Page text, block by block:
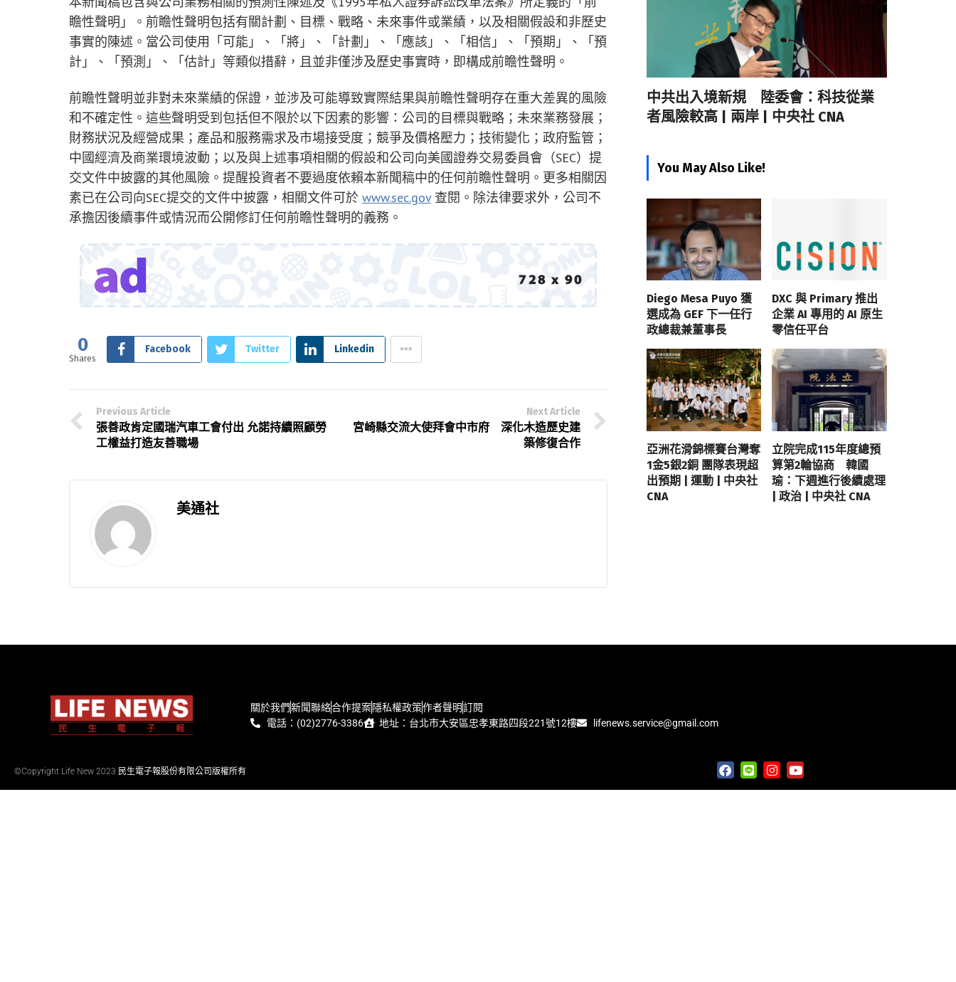
瞻性聲明」。前瞻性聲明包括有關計劃、目標、戰略、未來事件或業績，以及相關假設和非歷史
事實的陳述。當公司使用「可能」、「將」、「計劃」、「應該」、「相信」、「預期」、「預
計」、「預測」、「估計」等類似措辭，且並非僅涉及歷史事實時，即構成前瞻性聲明。
前瞻性聲明並非對未來業績的保證，並涉及可能導致實際結果與前瞻性聲明存在重大差異的風險
和不確定性。這些聲明受到包括但不限於以下因素的影響：公司的目標與戰略；未來業務發展；
財務狀況及經營成果；產品和服務需求及市場接受度；競爭及價格壓力；技術變化；政府監管；
中國經濟及商業環境波動；以及與上述事項相關的假設和公司向美國證券交易委員會（SEC）提
交文件中披露的其他風險。提醒投資者不要過度依賴本新聞稿中的任何前瞻性聲明。更多相關因
素已在公司向SEC提交的文件中披露，相關文件可於 www.sec.gov查閱。除法律要求外，公司不
承擔因後續事件或情況而公開修訂任何前瞻性聲明的義務。
0
Shares
Facebook Twitter Linkedin
Previous Article
張善政肯定國瑞汽車工會付出 允諾持續照顧勞
工權益打造友善職場
Next Article
宮崎縣交流大使拜會中市府 深化木造歷史建
築修復合作
美通社
中共出入境新規 陸委會：科技從業
者風險較高 | 兩岸 | 中央社 CNA
You May Also Like!
Diego Mesa Puyo 獲
選成為 GEF 下一任行
政總裁兼董事長
DXC 與 Primary 推出
企業 AI 專用的 AI 原生
零信任平台
亞洲花滑錦標賽台灣奪
1金5銀2銅 團隊表現超
出預期 | 運動 | 中央社
CNA
立院完成115年度總預
算第2輪協商 韓國
瑜：下週進行後續處理
| 政治 | 中央社 CNA
關於我們新聞聯絡合作提案隱私權政策作者聲明訂閱
電話：(02)2776-3386
地址：台北市大安區忠孝東路四段221號12樓 lifenews.service@gmail.com
©Copyright Life New 2023 民生電子報股份有限公司版權所有